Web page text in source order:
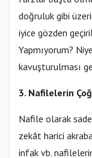
doğruluk gibi
iyice gözden
Yapmıyorum?
kavuşturulması
3. Nafilelerin
Nafile olarak
zekât harici
infak vb.